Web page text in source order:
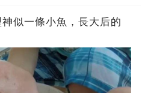
似一條小魚，長大后的